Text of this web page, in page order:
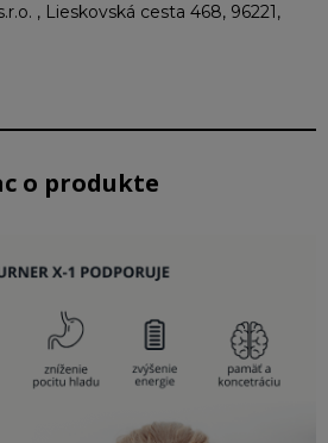
, Lieskovská cesta 468, 96221,
o produkte